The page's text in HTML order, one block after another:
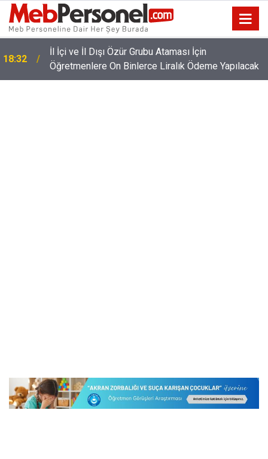
18:32
İl İçi ve İl Dışı Özür Grubu Ataması İçin
Öğretmenlere On Binlerce Liralık Ödeme Yapılacak